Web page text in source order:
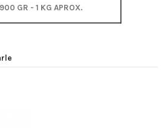
GR - 1 KG APROX.